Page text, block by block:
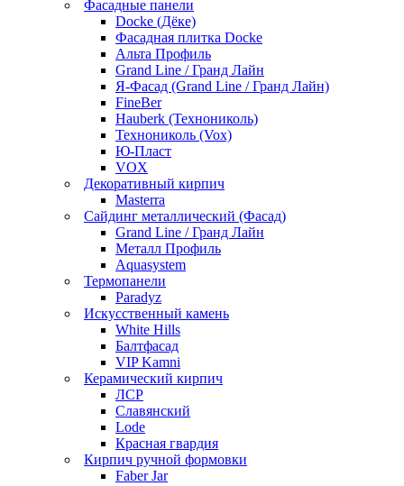
Фасадные панели
Docke (Дёке)
Фасадная плитка Docke
Альта Профиль
Grand Line / Гранд Лайн
Я-Фасад (Grand Line / Гранд Лайн)
FineBer
Hauberk (Технониколь)
Технониколь (Vox)
Ю-Пласт
VOX
Декоративный кирпич
Masterra
Сайдинг металлический (Фасад)
Grand Line / Гранд Лайн
Металл Профиль
Aquasystem
Термопанели
Paradyz
Искусственный камень
White Hills
Балтфасад
VIP Kamni
Керамический кирпич
ЛСР
Славянский
Lode
Красная гвардия
Кирпич ручной формовки
Faber Jar